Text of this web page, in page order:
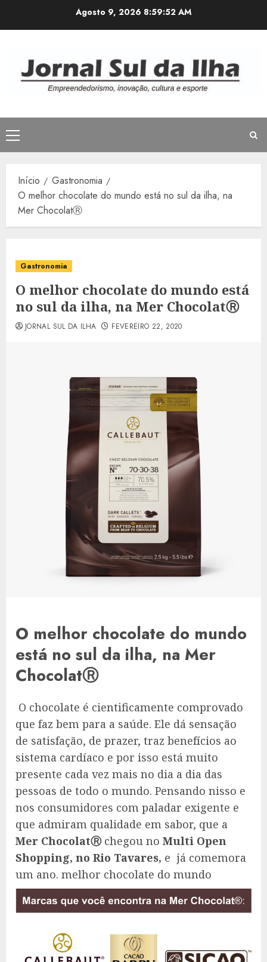
Agosto 9, 2026 8:59:53 AM
Menu
principal
Início
Gastronomia
O melhor chocolate do mundo está no sul da ilha, na
Mer ChocolatⓇ
Gastronomia
O melhor chocolate do mundo está
no sul da ilha, na Mer ChocolatⓇ
JORNAL SUL DA ILHA FEVEREIRO 22, 2020
O melhor chocolate do mundo
está no sul da ilha, na Mer
ChocolatⓇ
O chocolate é cientificamente comprovado
que faz bem para a saúde. Ele dá sensação
de satisfação, de prazer, traz benefícios ao
sistema cardíaco e por isso está muito
presente cada vez mais no dia a dia das
pessoas de todo o mundo. Pensando nisso e
nos consumidores com paladar exigente e
que admiram qualidade em sabor, que a
Mer ChocolatⓇ chegou no Multi Open
Shopping, no Rio Tavares, e já comemora
um ano. melhor chocolate do mundo